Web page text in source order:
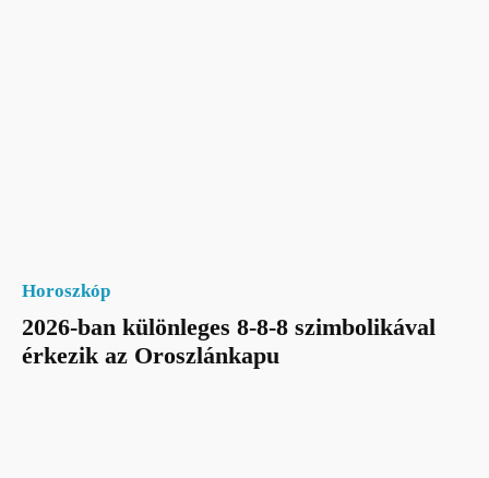
Horoszkóp
2026-ban különleges 8-8-8 szimbolikával
érkezik az Oroszlánkapu